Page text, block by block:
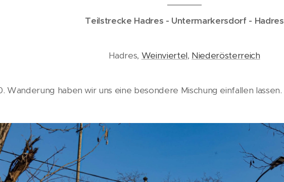
Teilstrecke Hadres - Untermarkersdorf - Hadres
Hadres, Weinviertel, Niederösterreich
Wanderung haben wir uns eine besondere Mischung einfallen lassen.